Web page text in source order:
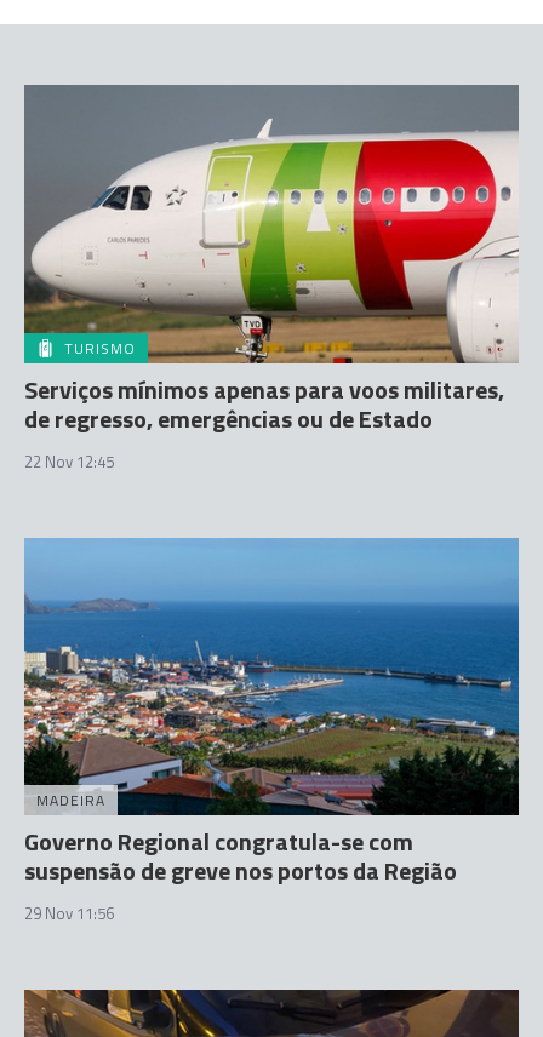
TURISMO
Serviços mínimos apenas para voos militares,
de regresso, emergências ou de Estado
22 Nov 12:45
MADEIRA
Governo Regional congratula-se com
suspensão de greve nos portos da Região
29 Nov 11:56